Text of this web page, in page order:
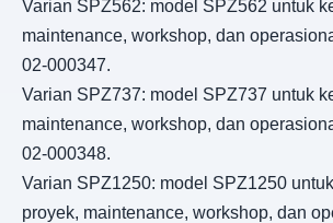
Varian SPZ562: model SPZ562 untuk
maintenance, workshop, dan
02-000347.
Varian SPZ737: model SPZ737 untuk
maintenance, workshop, dan
02-000348.
Varian SPZ1250: model SPZ1250
proyek, maintenance, workshop, dan